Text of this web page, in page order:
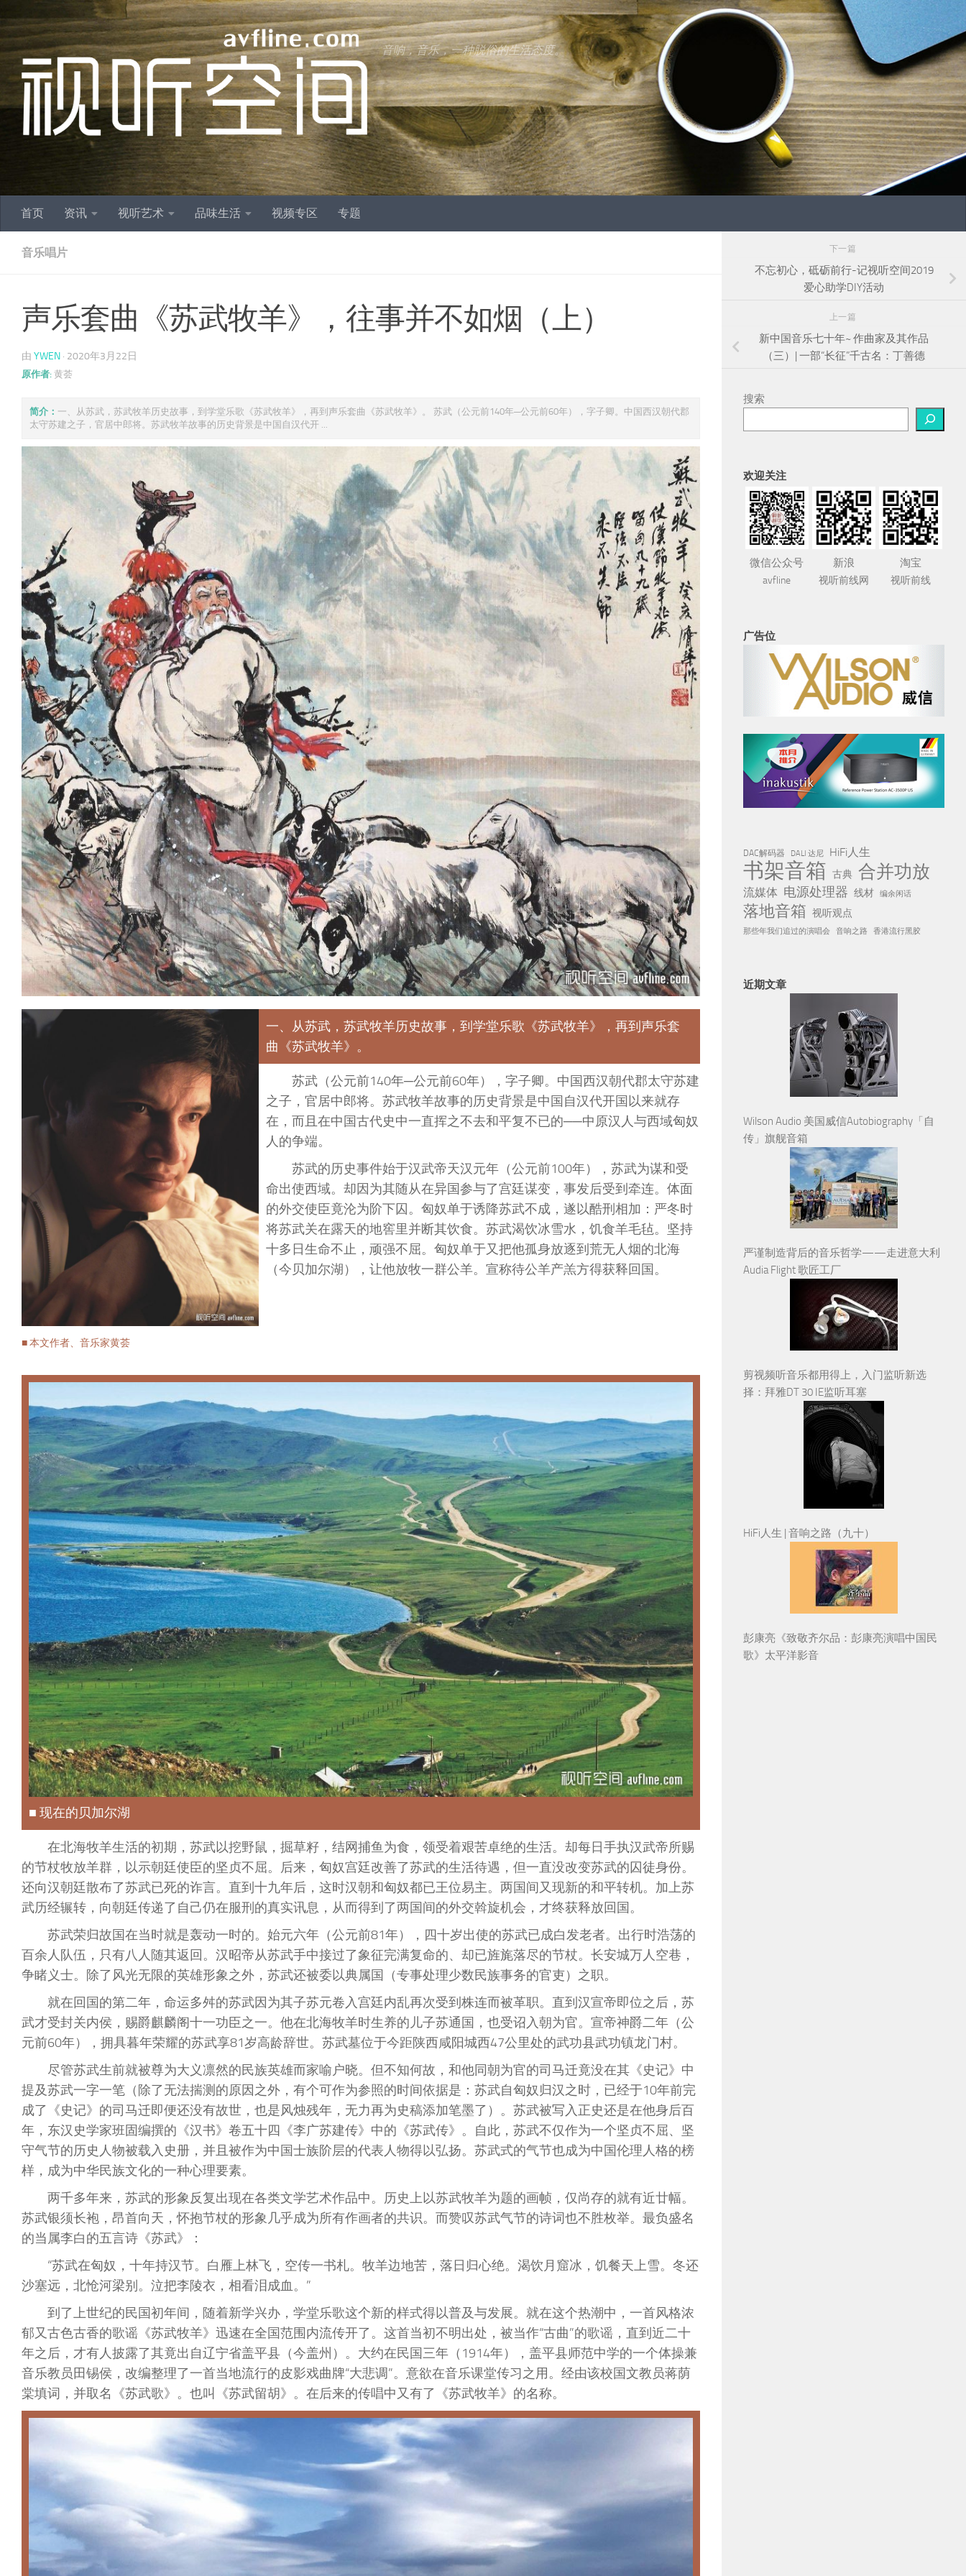
跳至内容
音响，音乐，一种脱俗的生活态度。
首页 资讯 视听艺术 品味生活 视频专区 专题
音乐唱片
声乐套曲《苏武牧羊》，往事并不如烟（上）
由 YWEN · 2020年3月22日
原作者: 黄荟
简介： 一、从苏武，苏武牧羊历史故事，到学堂乐歌《苏武牧羊》，再到声乐套曲《苏武牧羊》。 苏武（公元前140年─公元前60年），字子卿。中国西汉朝代郡
太守苏建之子，官居中郎将。苏武牧羊故事的历史背景是中国自汉代开 ...
■ 本文作者、音乐家黄荟
一、从苏武，苏武牧羊历史故事，到学堂乐歌《苏武牧羊》，再到声乐套
曲《苏武牧羊》。
苏武（公元前140年─公元前60年），字子卿。中国西汉朝代郡太守苏建
之子，官居中郎将。苏武牧羊故事的历史背景是中国自汉代开国以来就存
在，而且在中国古代史中一直挥之不去和平复不已的──中原汉人与西域匈奴
人的争端。
苏武的历史事件始于汉武帝天汉元年（公元前100年），苏武为谋和受
命出使西域。却因为其随从在异国参与了宫廷谋变，事发后受到牵连。体面
的外交使臣竟沦为阶下囚。匈奴单于诱降苏武不成，遂以酷刑相加：严冬时
将苏武关在露天的地窖里并断其饮食。苏武渴饮冰雪水，饥食羊毛毡。坚持
十多日生命不止，顽强不屈。匈奴单于又把他孤身放逐到荒无人烟的北海
（今贝加尔湖），让他放牧一群公羊。宣称待公羊产羔方得获释回国。
■ 现在的贝加尔湖
在北海牧羊生活的初期，苏武以挖野鼠，掘草籽，结网捕鱼为食，领受着艰苦卓绝的生活。却每日手执汉武帝所赐
的节杖牧放羊群，以示朝廷使臣的坚贞不屈。后来，匈奴宫廷改善了苏武的生活待遇，但一直没改变苏武的囚徒身份。
还向汉朝廷散布了苏武已死的诈言。直到十九年后，这时汉朝和匈奴都已王位易主。两国间又现新的和平转机。加上苏
武历经辗转，向朝廷传递了自己仍在服刑的真实讯息，从而得到了两国间的外交斡旋机会，才终获释放回国。
苏武荣归故国在当时就是轰动一时的。始元六年（公元前81年），四十岁出使的苏武已成白发老者。出行时浩荡的
百余人队伍，只有八人随其返回。汉昭帝从苏武手中接过了象征完满复命的、却已旌旄落尽的节杖。长安城万人空巷，
争睹义士。除了风光无限的英雄形象之外，苏武还被委以典属国（专事处理少数民族事务的官吏）之职。
就在回国的第二年，命运多舛的苏武因为其子苏元卷入宫廷内乱再次受到株连而被革职。直到汉宣帝即位之后，苏
武才受封关内侯，赐爵麒麟阁十一功臣之一。他在北海牧羊时生养的儿子苏通国，也受诏入朝为官。宣帝神爵二年（公
元前60年），拥具暮年荣耀的苏武享81岁高龄辞世。苏武墓位于今距陕西咸阳城西47公里处的武功县武功镇龙门村。
尽管苏武生前就被尊为大义凛然的民族英雄而家喻户晓。但不知何故，和他同朝为官的司马迁竟没在其《史记》中
提及苏武一字一笔（除了无法揣测的原因之外，有个可作为参照的时间依据是：苏武自匈奴归汉之时，已经于10年前完
成了《史记》的司马迁即便还没有故世，也是风烛残年，无力再为史稿添加笔墨了）。苏武被写入正史还是在他身后百
年，东汉史学家班固编撰的《汉书》卷五十四《李广苏建传》中的《苏武传》。自此，苏武不仅作为一个坚贞不屈、坚
守气节的历史人物被载入史册，并且被作为中国士族阶层的代表人物得以弘扬。苏武式的气节也成为中国伦理人格的榜
样，成为中华民族文化的一种心理要素。
两千多年来，苏武的形象反复出现在各类文学艺术作品中。历史上以苏武牧羊为题的画帧，仅尚存的就有近廿幅。
苏武银须长袍，昂首向天，怀抱节杖的形象几乎成为所有作画者的共识。而赞叹苏武气节的诗词也不胜枚举。最负盛名
的当属李白的五言诗《苏武》：
“苏武在匈奴，十年持汉节。白雁上林飞，空传一书札。牧羊边地苦，落日归心绝。渴饮月窟冰，饥餐天上雪。冬还
沙塞远，北怆河梁别。泣把李陵衣，相看泪成血。”
到了上世纪的民国初年间，随着新学兴办，学堂乐歌这个新的样式得以普及与发展。就在这个热潮中，一首风格浓
郁又古色古香的歌谣《苏武牧羊》迅速在全国范围内流传开了。这首当初不明出处，被当作“古曲”的歌谣，直到近二十
年之后，才有人披露了其竟出自辽宁省盖平县（今盖州）。大约在民国三年（1914年），盖平县师范中学的一个体操兼
音乐教员田锡侯，改编整理了一首当地流行的皮影戏曲牌“大悲调”。意欲在音乐课堂传习之用。经由该校国文教员蒋荫
棠填词，并取名《苏武歌》。也叫《苏武留胡》。在后来的传唱中又有了《苏武牧羊》的名称。
下一篇
不忘初心，砥砺前行-记视听空间2019
爱心助学DIY活动
上一篇
新中国音乐七十年~ 作曲家及其作品
（三）| 一部“长征”千古名：丁善德
搜索
欢迎关注
微信公众号
avfline
新浪
视听前线网
淘宝
视听前线
广告位
DAC解码器 DALI 达尼 HiFi人生
书架音箱 古典 合并功放
流媒体 电源处理器 线材 编余闲话
落地音箱 视听观点
那些年我们追过的演唱会 音响之路 香港流行黑胶
近期文章
Wilson Audio 美国威信Autobiography「自
传」旗舰音箱
严谨制造背后的音乐哲学——走进意大利
Audia Flight 歌匠工厂
剪视频听音乐都用得上，入门监听新选
择：拜雅DT 30 IE监听耳塞
HiFi人生 | 音响之路（九十）
彭康亮《致敬齐尔品：彭康亮演唱中国民
歌》太平洋影音